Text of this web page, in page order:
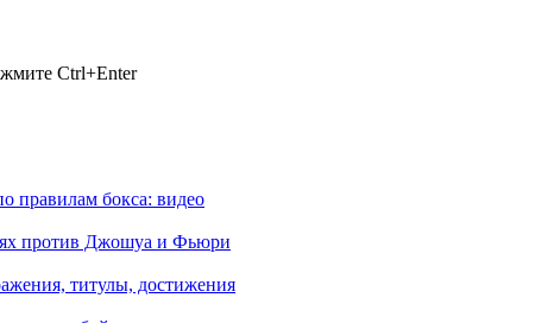
Ctrl+Enter
правилам бокса: видео
против Джошуа и Фьюри
титулы, достижения